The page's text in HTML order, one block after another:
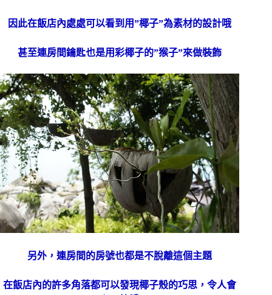
因此在飯店內處處可以看到用”椰子”為素材的設計哦
甚至連房間鑰匙也是用彩椰子的”猴子”來做裝飾
另外，連房間的房號也都是不脫離這個主題
在飯店內的許多角落都可以發現椰子殼的巧思，令人會